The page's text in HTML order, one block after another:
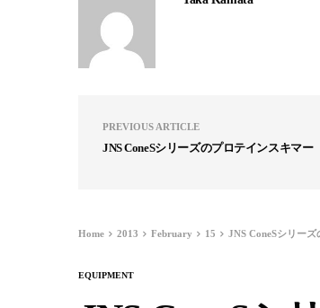
PREVIOUS ARTICLE
JNS ConeSシリーズのプロテインスキマー
Home 2013 February 15 JNS ConeSシリー
EQUIPMENT